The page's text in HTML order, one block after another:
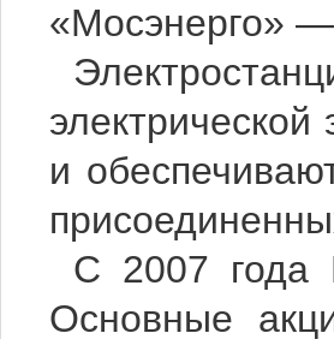
«Мосэнерго»
и
С 2007 года
Основные